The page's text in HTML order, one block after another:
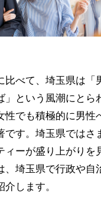
比べて、埼玉県は「
」という風潮にとら
性でも積極的に男性
です。埼玉県ではさ
ィーが盛り上がりを
、埼玉県で行政や自
します。